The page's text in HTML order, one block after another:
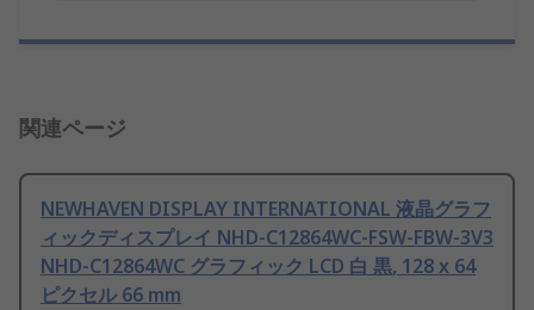
関連ページ
NEWHAVEN DISPLAY INTERNATIONAL 液晶グラフ
ィックディスプレイ NHD-C12864WC-FSW-FBW-3V3
NHD-C12864WC グラフィック LCD 白 黒, 128 x 64
ピクセル 66 mm